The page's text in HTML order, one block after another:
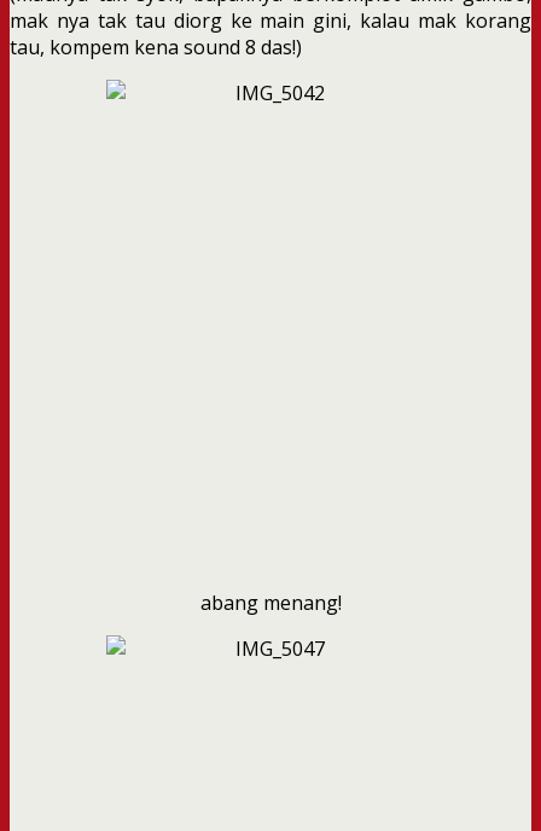
mak nya tak tau diorg ke main gini, kalau mak korang
tau, kompem kena sound 8 das!)
abang menang!